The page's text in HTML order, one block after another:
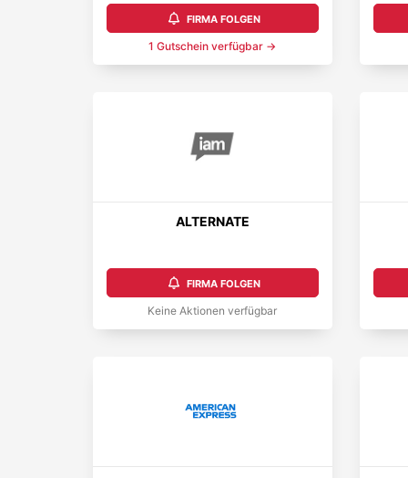
FIRMA FOLGEN
1Gutschein verfügbar →
ALTERNATE
FIRMA FOLGEN
Keine Aktionen verfügbar